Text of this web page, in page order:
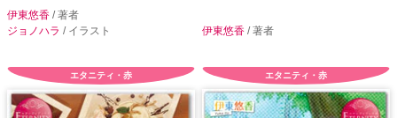
伊東悠香 / 著者
ジョノハラ / イラスト 伊東悠香 / 著者
エタニティ・赤 エタニティ・赤